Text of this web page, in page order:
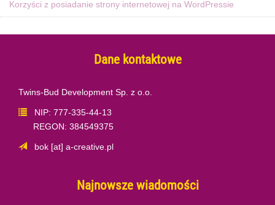
Korzyści z posiadanie strony internetowej na WordPressie
Dane kontaktowe
Twins-Bud Development Sp. z o.o.
NIP: 777-335-44-13
REGON: 384549375
bok [at] a-creative.pl
Najnowsze wiadomości